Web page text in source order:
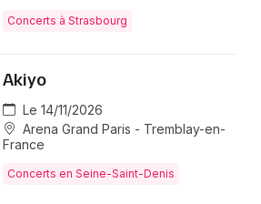
Concerts à Strasbourg
Akiyo
Le 14/11/2026
Arena Grand Paris - Tremblay-en-
France
Concerts en Seine-Saint-Denis